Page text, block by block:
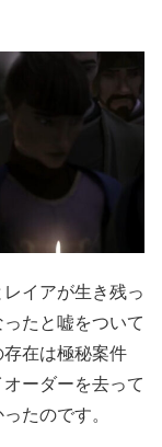
イアが生き残っ
たと嘘をついて
在は極秘案件
ーダーを去って
たのです。